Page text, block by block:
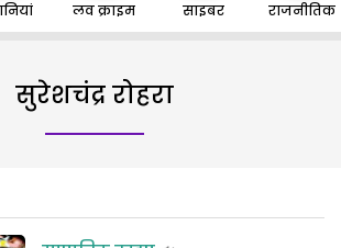
लव क्राइम साइबर राजनीतिक
सुरेशचंद्र रोहरा